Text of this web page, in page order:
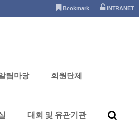
Bookmark INTRANET
림마당 회원단체
대회 및 유관기관